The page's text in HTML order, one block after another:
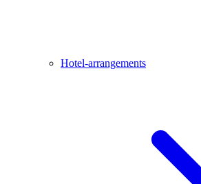
Hotel-arrangements